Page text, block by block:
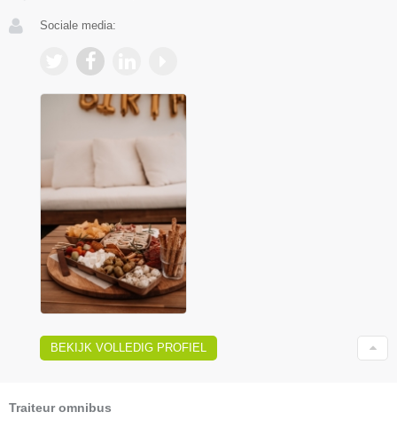
Sociale media:
BEKIJK VOLLEDIG PROFIEL
Traiteur omnibus